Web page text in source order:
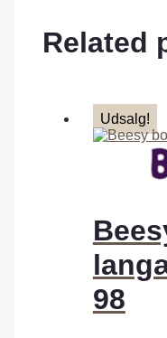
Related
Udsalg!
98